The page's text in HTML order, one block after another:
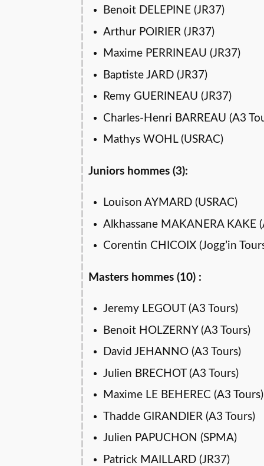
Benoit DELEPINE (JR37)
Arthur POIRIER (JR37)
Maxime PERRINEAU (JR37)
Baptiste JARD (JR37)
Remy GUERINEAU (JR37)
Charles-Henri BARREAU (A3
Mathys WOHL (USRAC)
Juniors hommes (3):
Louison AYMARD (USRAC)
Alkhassane MAKANERA KAKE
Corentin CHICOIX (Jogg’in
Masters hommes (10) :
Jeremy LEGOUT (A3 Tours)
Benoit HOLZERNY (A3 Tours)
David JEHANNO (A3 Tours)
Julien BRECHOT (A3 Tours)
Maxime LE BEHEREC (A3 Tours)
Thadde GIRANDIER (A3 Tours)
Julien PAPUCHON (SPMA)
Patrick MAILLARD (JR37)